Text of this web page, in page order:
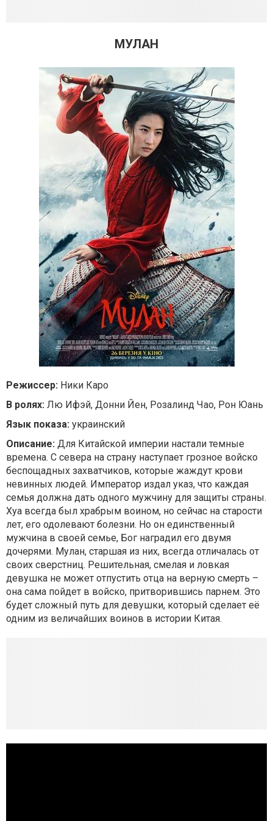
МУЛАН
Режиссер: Ники Каро
В ролях: Лю Ифэй, Донни Йен, Розалинд Чао, Рон Юань
Язык показа: украинский
Описание: Для Китайской империи настали темные
времена. С севера на страну наступает грозное войско
беспощадных захватчиков, которые жаждут крови
невинных людей. Император издал указ, что каждая
семья должна дать одного мужчину для защиты страны.
Хуа всегда был храбрым воином, но сейчас на старости
лет, его одолевают болезни. Но он единственный
мужчина в своей семье, Бог наградил его двумя
дочерями. Мулан, старшая из них, всегда отличалась от
своих сверстниц. Решительная, смелая и ловкая
девушка не может отпустить отца на верную смерть –
она сама пойдет в войско, притворившись парнем. Это
будет сложный путь для девушки, который сделает её
одним из величайших воинов в истории Китая.